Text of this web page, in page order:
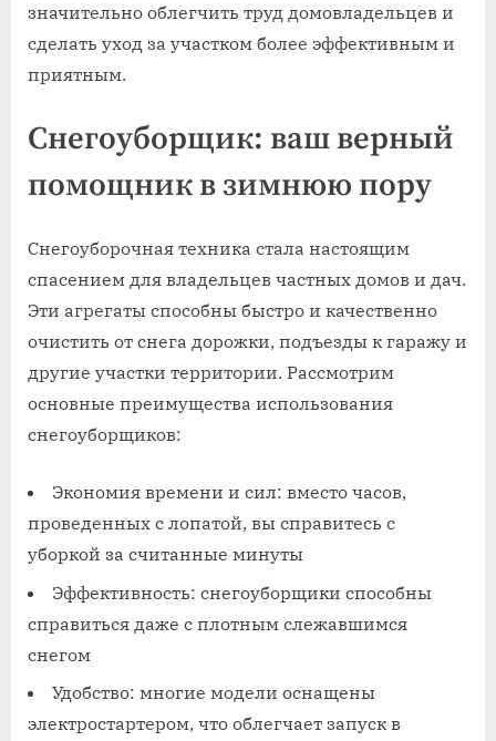
значительно облегчить труд домовладельцев и
сделать уход за участком более эффективным и
приятным.
Снегоуборщик: ваш верный
помощник в зимнюю пору
Снегоуборочная техника стала настоящим
спасением для владельцев частных домов и дач.
Эти агрегаты способны быстро и качественно
очистить от снега дорожки, подъезды к гаражу и
другие участки территории. Рассмотрим
основные преимущества использования
снегоуборщиков:
Экономия времени и сил: вместо часов,
проведенных с лопатой, вы справитесь с
уборкой за считанные минуты
Эффективность: снегоуборщики способны
справиться даже с плотным слежавшимся
снегом
Удобство: многие модели оснащены
электростартером, что облегчает запуск в